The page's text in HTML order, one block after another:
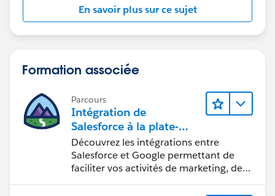
En savoir plus sur ce sujet
Formation associée
Parcours
Intégration de
Salesforce à la plate-
forme Google
Découvrez les intégrations entre
Salesforce et Google permettant de
faciliter vos activités de marketing, de